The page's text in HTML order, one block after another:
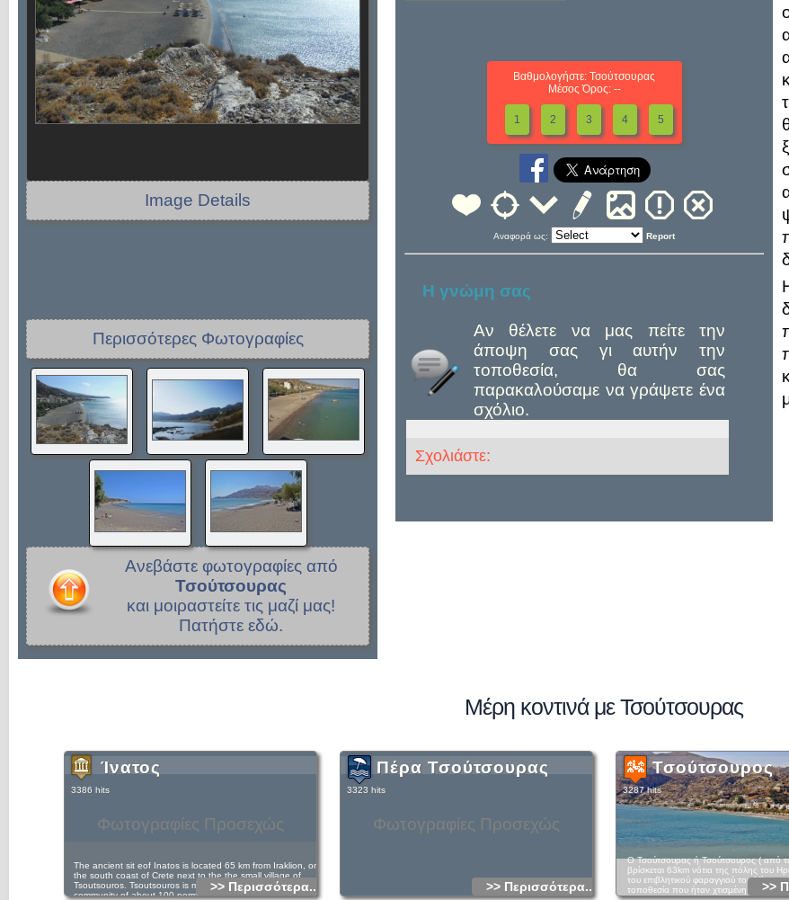
Image Details
Περισσότερες Φωτογραφίες
Ανεβάστε φωτογραφίες από
Τσούτσουρας
και μοιραστείτε τις μαζί μας!
Πατήστε εδώ.
Βαθμολογήστε: Τσούτσουρας
Μέσος Όρος: --
1 2 3 4 5
Αναφορά ως: Report
Η γνώμη σας
Αν θέλετε να μας πείτε την
άποψη σας γι αυτήν την
τοποθεσία, θα σας
παρακαλούσαμε να γράψετε ένα
σχόλιο.
Σχολιάστε:
Μέρη κοντινά με Τσούτσουρας
Φωτογραφίες Προσεχώς
Ίνατος
3386 hits
The ancient sit eof Inatos is located 65 km from Iraklion, on
the south coast of Crete next to the the small village of
Tsoutsouros. Tsoutsouros is mainly a fishing/ farming
community of about 100 permanent residents, is becoming a
>> Περισσότερα...
Φωτογραφίες Προσεχώς
Πέρα Τσούτσουρας
3323 hits
>> Περισσότερα...
Τσούτσουρος
3287 hits
Ο Τσούτσουρας ή Τσούτσουρος ( από
βρίσκεται 63km νότια της πόλης του
του επιβλητικού φαραγγιού του Μίντρη.
τοποθεσία που ήταν χτισμένη και η
>>